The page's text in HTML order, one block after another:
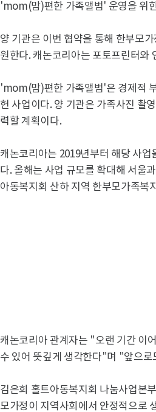
'mom(맘)편한 가족앨범' 운영을 위
양 기관은 이번 협약을 통해 한부모
원한다. 캐논코리아는 포토프린터와
'mom(맘)편한 가족앨범'은 경제적
헌 사업이다. 양 기관은 가족사진 촬
력할 계획이다.
캐논코리아는 2019년부터 해당 사
다. 올해는 사업 규모를 확대해 서울
아동복지회 산하 지역 한부모가족복
캐논코리아 관계자는 "오랜 기간 이
수 있어 뜻깊게 생각한다"며 "앞으
김은희 홀트아동복지회 나눔사업본
모가정이 지역사회에서 안정적으로